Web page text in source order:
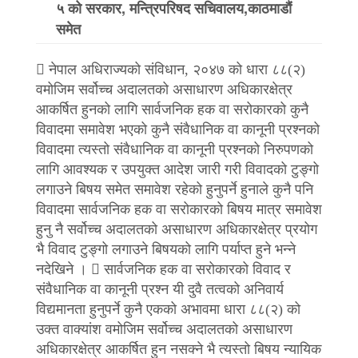
५ को सरकार, मन्त्रिपरिषद सचिवालय,काठमाडौं
समेत
 नेपाल अधिराज्यको संविधान, २०४७ को धारा ८८(२)
वमोजिम सर्वोच्च अदालतको असाधारण अधिकारक्षेत्र
आकर्षित हुनको लागि सार्वजनिक हक वा सरोकारको कुनै
विवादमा समावेश भएको कुनै संवैधानिक वा कानूनी प्रश्नको
विवादमा त्यस्तो संवैधानिक वा कानूनी प्रश्नको निरुपणको
लागि आवश्यक र उपयुक्त आदेश जारी गरी विवादको टुङ्गो
लगाउने बिषय समेत समावेश रहेको हुनुपर्ने हुनाले कुनै पनि
विवादमा सार्वजनिक हक वा सरोकारको बिषय मात्र समावेश
हुनु नै सर्वोच्च अदालतको असाधारण अधिकारक्षेत्र प्रयोग
भै विवाद टुङ्गो लगाउने बिषयको लागि पर्याप्त हुने भन्ने
नदेखिने ।  सार्वजनिक हक वा सरोकारको विवाद र
संवैधानिक वा कानूनी प्रश्न यी दुवै तत्वको अनिवार्य
विद्यमानता हुनुपर्ने कुनै एकको अभावमा धारा ८८(२) को
उक्त वाक्यांश वमोजिम सर्वोच्च अदालतको असाधारण
अधिकारक्षेत्र आकर्षित हुन नसक्ने भै त्यस्तो बिषय न्यायिक